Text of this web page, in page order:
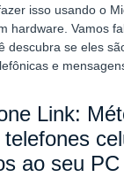
isso usando o
hardware. Vamos
descubra se eles
e
Link:
ao seu PC